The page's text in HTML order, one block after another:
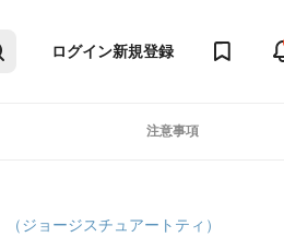
ログイン新規登録
注意事項
ジョージスチュアートティ）